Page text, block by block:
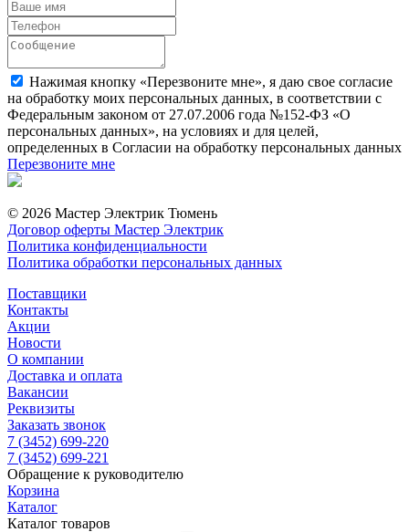
Нажимая кнопку «Перезвоните мне», я даю свое согласие
на обработку моих персональных данных, в соответствии с
Федеральным законом от 27.07.2006 года №152-ФЗ «О
персональных данных», на условиях и для целей,
определенных в Согласии на обработку персональных данных
Перезвоните мне
© 2026 Мастер Электрик Тюмень
Договор оферты Мастер Электрик
Политика конфиденциальности
Политика обработки персональных данных
Поставщики
Контакты
Акции
Новости
О компании
Доставка и оплата
Вакансии
Реквизиты
Заказать звонок
7 (3452) 699-220
7 (3452) 699-221
Обращение к руководителю
Корзина
Каталог
Каталог товаров